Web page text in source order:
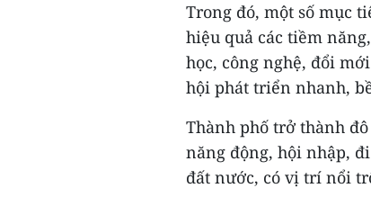
Trong đó, một số mục
hiệu quả các tiềm
học, công nghệ, đổi
hội phát triển nhanh,
Thành phố trở thành
năng động, hội nhập,
đất nước, có vị trí nổi